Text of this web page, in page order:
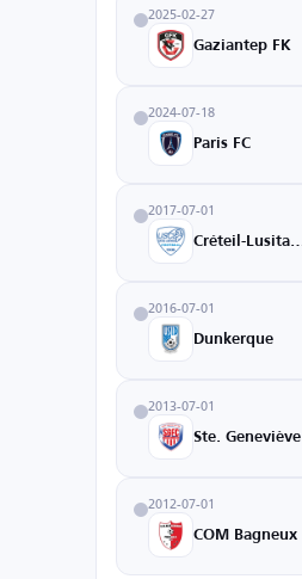
2025-02-27
Gaziantep FK
2024-07-18
Paris FC
2017-07-01
2016-07-01
Dunkerque
2013-07-01
Ste. Geneviève
2012-07-01
COM Bagneux